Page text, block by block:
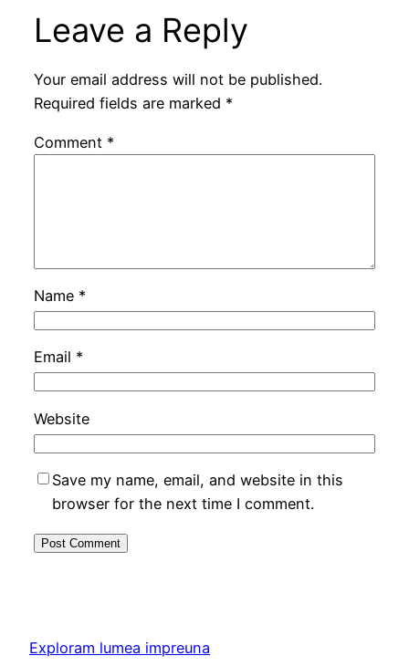
Leave a Reply
Your email address will not be published.
Required fields are marked *
Comment *
Name *
Email *
Website
Save my name, email, and website in this
browser for the next time I comment.
Exploram lumea impreuna